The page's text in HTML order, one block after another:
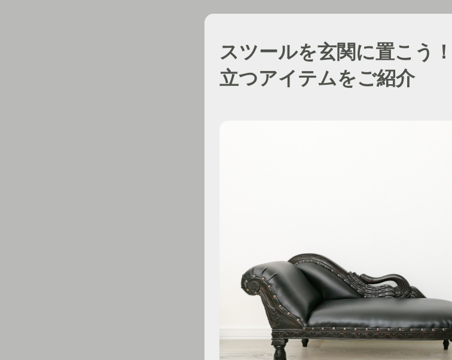
スツールを玄関に置こう
立つアイテムをご紹介